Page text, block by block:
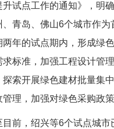
升试点工作的通知》，明
、青岛、佛山6个城市作为
两年的试点期内，形成绿
求标准，加强工程设计管
探索开展绿色建材批量集
管理，加强对绿色采购政
，绍兴等6个试点城市